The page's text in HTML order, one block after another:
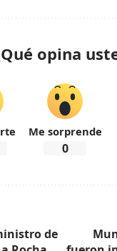
opina
Me sorprende
0
de